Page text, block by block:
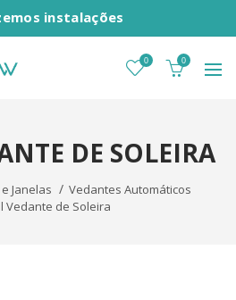
instalações
0 0
DE SOLEIRA
Janelas
Vedantes Automáticos
Vedante de Soleira